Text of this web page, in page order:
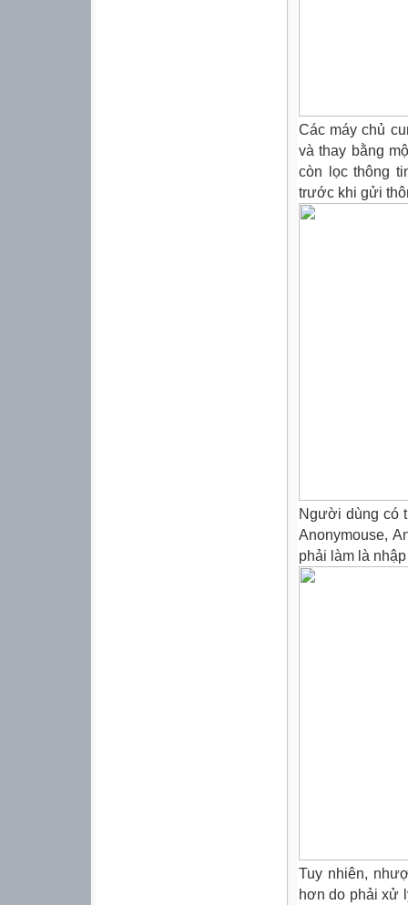
Các máy chủ
và thay bằng
còn lọc thông
trước khi gửi
Người dùng có
Anonymouse,
phải làm là
Tuy nhiên,
hơn do phải xử